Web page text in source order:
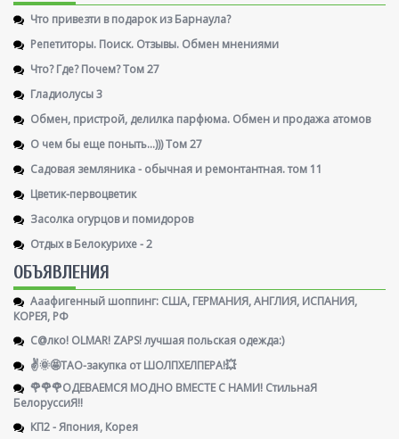
Что привезти в подарок из Барнаула?
Репетиторы. Поиск. Отзывы. Обмен мнениями
Что? Где? Почем? Том 27
Гладиолусы 3
Обмен, пристрой, делилка парфюма. Обмен и продажа атомов
О чем бы еще поныть...))) Том 27
Садовая земляника - обычная и ремонтантная. том 11
Цветик-первоцветик
Засолка огурцов и помидоров
Отдых в Белокурихе - 2
ОБЪЯВЛЕНИЯ
Ааафигенный шоппинг: США, ГЕРМАНИЯ, АНГЛИЯ, ИСПАНИЯ,
КОРЕЯ, РФ
С@лко! OLMAR! ZAPS! лучшая польская одежда:)
✌️🌞🤩ТАО-закупка от ШОЛПХЕЛПЕРА!💥
🌹🌹🌹ОДЕВАЕМСЯ МОДНО ВМЕСТЕ С НАМИ! СтильнаЯ
БелоруссиЯ‼
КП2 - Япония, Корея